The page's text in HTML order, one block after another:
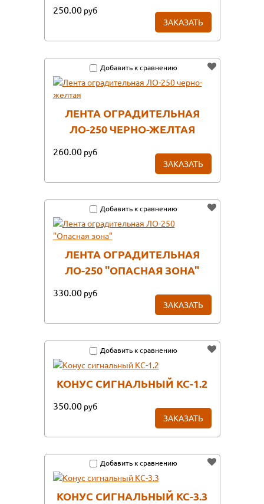
250.00 руб
ЗАКАЗАТЬ
Добавить к сравнению
ЛЕНТА ОГРАДИТЕЛЬНАЯ
ЛО-250 ЧЕРНО-ЖЕЛТАЯ
260.00 руб
ЗАКАЗАТЬ
Добавить к сравнению
ЛЕНТА ОГРАДИТЕЛЬНАЯ
ЛО-250 "ОПАСНАЯ ЗОНА"
330.00 руб
ЗАКАЗАТЬ
Добавить к сравнению
КОНУС СИГНАЛЬНЫЙ КС-1.2
350.00 руб
ЗАКАЗАТЬ
Добавить к сравнению
КОНУС СИГНАЛЬНЫЙ КС-3.3